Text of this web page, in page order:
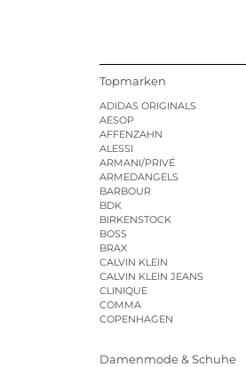
Topmarken
ADIDAS ORIGINALS
AESOP
AFFENZAHN
ALESSI
ARMANI/PRIVÉ
ARMEDANGELS
BARBOUR
BDK
BIRKENSTOCK
BOSS
BRAX
CALVIN KLEIN
CALVIN KLEIN JEANS
CLINIQUE
COMMA
COPENHAGEN
Damenmode & Schuhe